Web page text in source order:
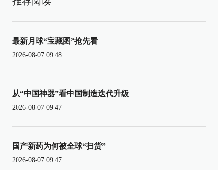
最新月球“宝藏图”抢先看
2026-08-07 09:48
从“中国神器”看中国制造迭代升级
2026-08-07 09:47
国产新药为何被全球“扫货”
2026-08-07 09:47